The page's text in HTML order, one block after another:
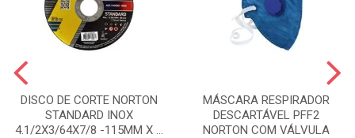
DISCO DE CORTE NORTON
STANDARD INOX
4.1/2X3/64X7/8 -115MM X ...
MÁSCARA RESPIRADOR
DESCARTÁVEL PFF2
NORTON COM VÁLVULA